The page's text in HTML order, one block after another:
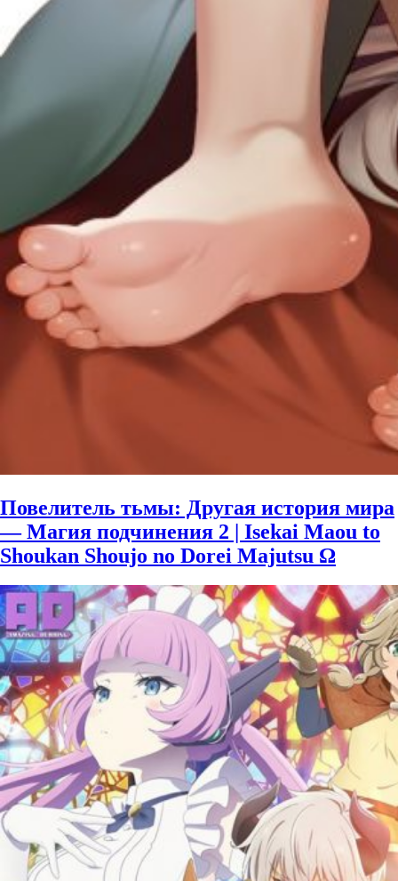
Повелитель тьмы: Другая история мира
— Магия подчинения 2 | Isekai Maou to
Shoukan Shoujo no Dorei Majutsu Ω